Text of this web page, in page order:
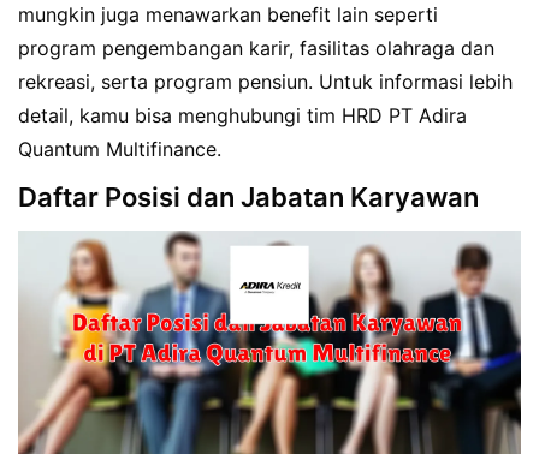
mungkin juga menawarkan benefit lain seperti
program pengembangan karir, fasilitas olahraga dan
rekreasi, serta program pensiun. Untuk informasi lebih
detail, kamu bisa menghubungi tim HRD PT Adira
Quantum Multifinance.
Daftar Posisi dan Jabatan Karyawan